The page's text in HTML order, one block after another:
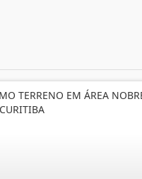
TERRENO EM ÁREA